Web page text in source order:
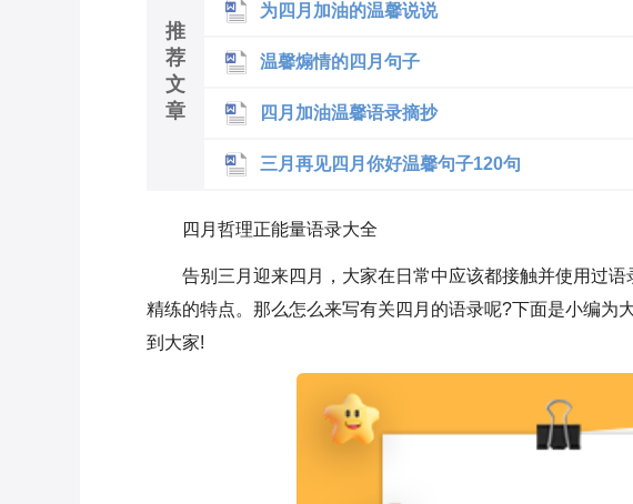
推
荐
文
章
为四月加油的温馨说说
温馨煽情的四月句子
四月加油温馨语录摘抄
三月再见四月你好温馨句子120句
四月哲理正能量语录大全
告别三月迎来四月，大家在日常中应该都接触并使用过
精练的特点。那么怎么来写有关四月的语录呢?下面是小编为
到大家!